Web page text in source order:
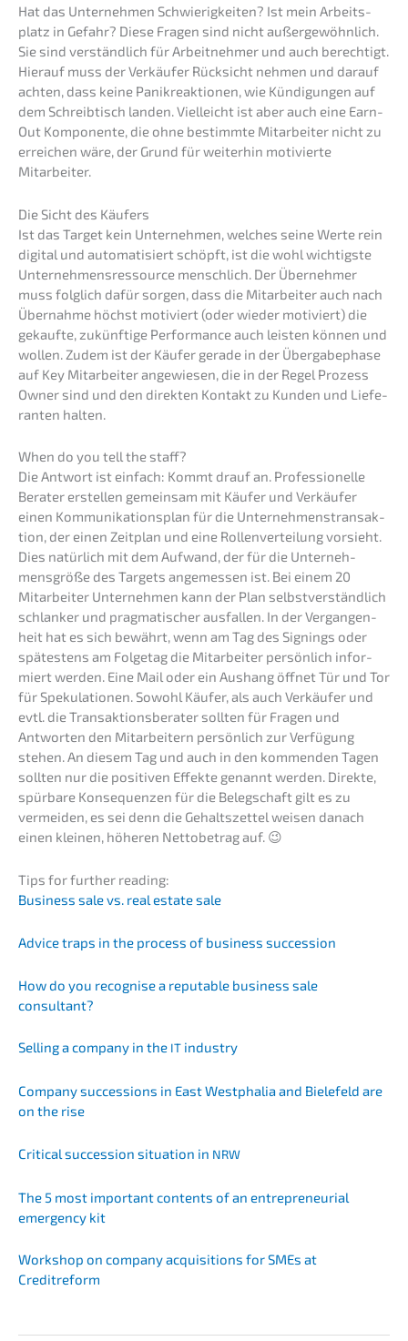
Hat das Unter­neh­men Schwie­rig­kei­ten? Ist mein Arbeits­
platz in Gefahr? Diese Fragen sind nicht außer­ge­wöhn­lich.
Sie sind verständ­lich für Arbeit­neh­mer und auch berech­tigt.
Hierauf muss der Verkäu­fer Rücksicht nehmen und darauf
achten, dass keine Panik­re­ak­tio­nen, wie Kündi­gun­gen auf
dem Schreib­tisch landen. Vielleicht ist aber auch eine Earn-
Out Kompo­nen­te, die ohne bestimm­te Mitar­bei­ter nicht zu
errei­chen wäre, der Grund für weiter­hin motivier­te
Mitarbeiter.
Die Sicht des Käufers
Ist das Target kein Unter­neh­men, welches seine Werte rein
digital und automa­ti­siert schöpft, ist die wohl wichtigs­te
Unter­neh­mens­res­sour­ce mensch­lich. Der Überneh­mer
muss folglich dafür sorgen, dass die Mitar­bei­ter auch nach
Übernah­me höchst motiviert (oder wieder motiviert) die
gekauf­te, zukünf­ti­ge Perfor­mance auch leisten können und
wollen. Zudem ist der Käufer gerade in der Überga­be­pha­se
auf Key Mitar­bei­ter angewie­sen, die in der Regel Prozess
Owner sind und den direk­ten Kontakt zu Kunden und Liefe­
ran­ten halten.
When do you tell the staff?
Die Antwort ist einfach: Kommt drauf an. Profes­sio­nel­le
Berater erstel­len gemein­sam mit Käufer und Verkäu­fer
einen Kommu­ni­ka­ti­ons­plan für die Unter­neh­mens­trans­ak­
ti­on, der einen Zeitplan und eine Rollen­ver­tei­lung vorsieht.
Dies natür­lich mit dem Aufwand, der für die Unter­neh­
mens­grö­ße des Targets angemes­sen ist. Bei einem 20
Mitar­bei­ter Unter­neh­men kann der Plan selbst­ver­ständ­lich
schlan­ker und pragma­ti­scher ausfal­len. In der Vergan­gen­
heit hat es sich bewährt, wenn am Tag des Signings oder
spätes­tens am Folge­tag die Mitar­bei­ter persön­lich infor­
miert werden. Eine Mail oder ein Aushang öffnet Tür und Tor
für Speku­la­tio­nen. Sowohl Käufer, als auch Verkäu­fer und
evtl. die Trans­ak­ti­ons­be­ra­ter sollten für Fragen und
Antwor­ten den Mitar­bei­tern persön­lich zur Verfü­gung
stehen. An diesem Tag und auch in den kommen­den Tagen
sollten nur die positi­ven Effek­te genannt werden. Direk­te,
spürba­re Konse­quen­zen für die Beleg­schaft gilt es zu
vermei­den, es sei denn die Gehalts­zet­tel weisen danach
einen kleinen, höheren Netto­be­trag auf. 😉
Tips for further reading:
Business sale vs. real estate sale
Advice traps in the process of business succession
How do you recog­ni­se a reputa­ble business sale
consultant?
Selling a compa­ny in the IT industry
Compa­ny succes­si­ons in East Westpha­lia and Biele­feld are
on the rise
Criti­cal succes­si­on situa­ti­on in NRW
The 5 most important contents of an entre­pre­neu­ri­al
emergen­cy kit
Workshop on compa­ny acqui­si­ti­ons for SMEs at
Creditreform